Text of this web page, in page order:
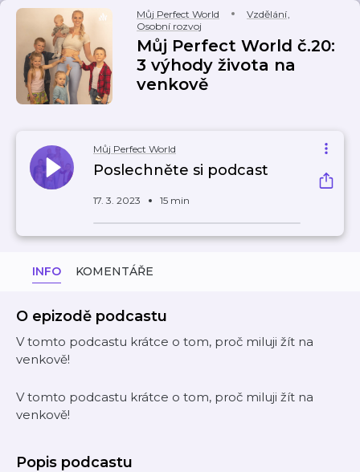
Můj Perfect World Vzdělání,
Osobní rozvoj
Můj Perfect World č.20:
3 výhody života na
venkově
Můj Perfect World
Poslechněte si podcast
17. 3. 2023 15 min
INFO KOMENTÁŘE
O epizodě podcastu
V tomto podcastu krátce o tom, proč miluji žít na
venkově!
V tomto podcastu krátce o tom, proč miluji žít na
venkově!
Popis podcastu